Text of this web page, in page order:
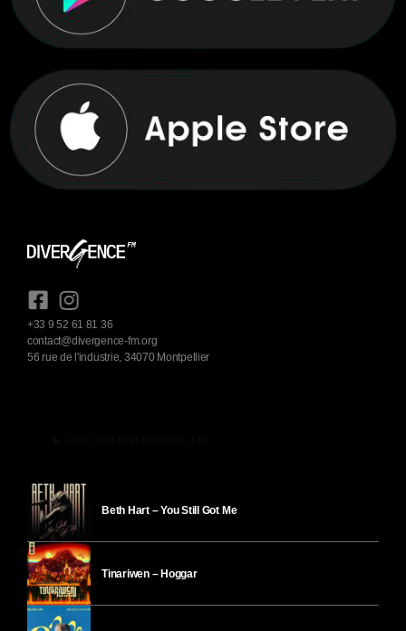
+33 9 52 61 81 36
contact@divergence-fm.org
56 rue de l'industrie, 34070 Montpellier
Beth Hart – You Still Got Me
Tinariwen – Hoggar